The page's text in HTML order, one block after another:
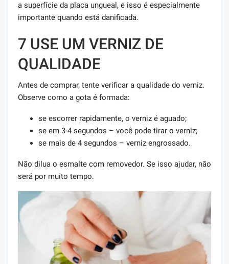
a superfície da placa ungueal, e isso é especialmente
importante quando está danificada.
7 USE UM VERNIZ DE
QUALIDADE
Antes de comprar, tente verificar a qualidade do verniz.
Observe como a gota é formada:
se escorrer rapidamente, o verniz é aguado;
se em 3-4 segundos – você pode tirar o verniz;
se mais de 4 segundos – verniz engrossado.
Não dilua o esmalte com removedor. Se isso ajudar, não
será por muito tempo.